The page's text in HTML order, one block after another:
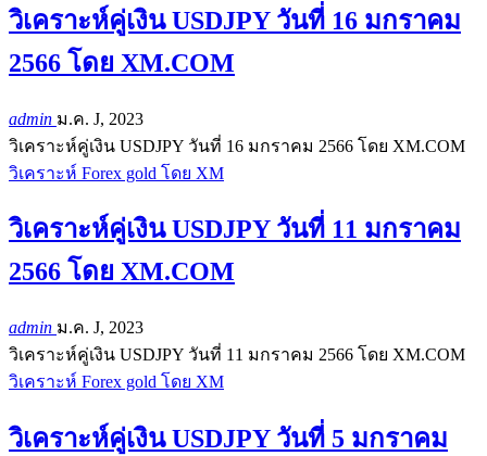
วิเคราะห์คู่เงิน USDJPY วันที่ 16 มกราคม
2566 โดย XM.COM
admin ม.ค. J, 2023
วิเคราะห์คู่เงิน USDJPY วันที่ 16 มกราคม 2566 โดย XM.COM
วิเคราะห์ Forex gold โดย XM
วิเคราะห์คู่เงิน USDJPY วันที่ 11 มกราคม
2566 โดย XM.COM
admin ม.ค. J, 2023
วิเคราะห์คู่เงิน USDJPY วันที่ 11 มกราคม 2566 โดย XM.COM
วิเคราะห์ Forex gold โดย XM
วิเคราะห์คู่เงิน USDJPY วันที่ 5 มกราคม